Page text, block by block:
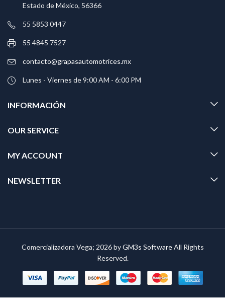
Estado de México, 56366
55 5853 0447
55 4845 7527
contacto@grapasautomotrices.mx
Lunes - Viernes de 9:00 AM - 6:00 PM
INFORMACIÓN
OUR SERVICE
MY ACCOUNT
NEWSLETTER
Comercializadora Vega; 2026 byGM3s SoftwareAll Rights
Reserved.